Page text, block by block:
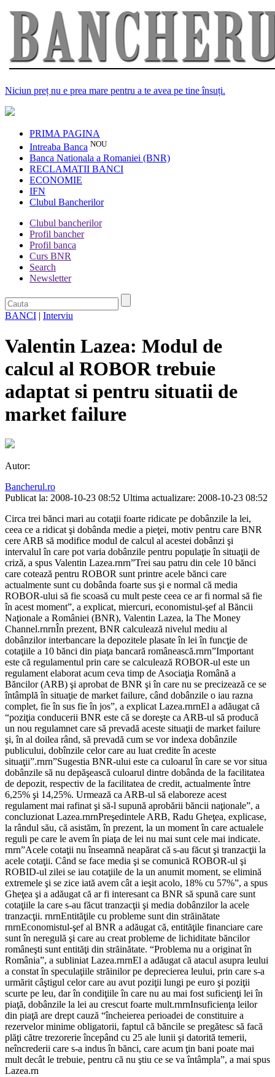
Niciun preț nu e prea mare pentru a te avea pe tine însuți.
PRIMA PAGINA
Intreaba Banca NOU
Banca Nationala a Romaniei (BNR)
RECLAMATII BANCI
ECONOMIE
IFN
Clubul Bancherilor
Clubul bancherilor
Profil bancher
Profil banca
Curs BNR
Search
Newsletter
BANCI | Interviu
Valentin Lazea: Modul de
calcul al ROBOR trebuie
adaptat si pentru situatii de
market failure
Autor:
Bancherul.ro
Publicat la: 2008-10-23 08:52 Ultima actualizare: 2008-10-23 08:52
Circa trei bănci mari au cotaţii foarte ridicate pe dobânzile la lei,
ceea ce a ridicat şi dobânda medie a pieţei, motiv pentru care BNR
cere ARB să modifice modul de calcul al acestei dobânzi şi
intervalul în care pot varia dobânzile pentru populaţie în situaţii de
criză, a spus Valentin Lazea.rnrn”Trei sau patru din cele 10 bănci
care cotează pentru ROBOR sunt printre acele bănci care
actualmente sunt cu dobânda foarte sus şi e normal că media
ROBOR-ului să fie scoasă cu mult peste ceea ce ar fi normal să fie
în acest moment”, a explicat, miercuri, economistul-şef al Băncii
Naţionale a României (BNR), Valentin Lazea, la The Money
Channel.rnrnÎn prezent, BNR calculează nivelul mediu al
dobânzilor interbancare la depozitele plasate în lei în funcţie de
cotaţiile a 10 bănci din piaţa bancară românească.rnrn”Important
este că regulamentul prin care se calculează ROBOR-ul este un
regulament elaborat acum ceva timp de Asociaţia Română a
Băncilor (ARB) şi aprobat de BNR şi în care nu se precizează ce se
întâmplă în situaţie de market failure, când dobânzile o iau razna
complet, fie în sus fie în jos”, a explicat Lazea.rnrnEl a adăugat că
“poziţia conducerii BNR este că se doreşte ca ARB-ul să producă
un nou regulamnet care să prevadă aceste situaţii de market failure
şi, în al doilea rând, să prevadă cum se vor indexa dobânzile
publicului, dobînzile celor care au luat credite în aceste
situaţii”.rnrn”Sugestia BNR-ului este ca culoarul în care se vor situa
dobânzile să nu depăşească culoarul dintre dobânda de la facilitatea
de depozit, respectiv de la facilitatea de credit, actualmente între
6,25% şi 14,25%. Urmează ca ARB-ul să elaboreze acest
regulament mai rafinat şi să-l supună aprobării băncii naţionale”, a
concluzionat Lazea.rnrnPreşedintele ARB, Radu Gheţea, explicase,
la rândul său, că asistăm, în prezent, la un moment în care actualele
reguli pe care le avem în piaţa de lei nu mai sunt cele mai indicate.
rnrn”Acele cotaţii nu înseamnă neapărat că s-au făcut şi tranzacţii la
acele cotaţii. Când se face media şi se comunică ROBOR-ul şi
ROBID-ul zilei se iau cotaţiile de la un anumit moment, se elimină
extremele şi se zice iată avem cât a ieşit acolo, 18% cu 57%”, a spus
Gheţea şi a adăugat că ar fi interesant ca BNR să spună care sunt
cotaţiile la care s-au făcut tranzacţii şi media dobânzilor la acele
tranzacţii. rnrnEntităţile cu probleme sunt din străinătate
rnrnEconomistul-şef al BNR a adăugat că, entităţile financiare care
sunt în neregulă şi care au creat probleme de lichiditate băncilor
româneşti sunt entităţi din străinătate. “Problema nu a originat în
România”, a subliniat Lazea.rnrnEl a adăugat că atacul asupra leului
a constat în speculaţiile străinilor pe deprecierea leului, prin care s-a
urmărit câştigul celor care au avut poziţii lungi pe euro şi poziţii
scurte pe leu, dar în condiţiile în care nu au mai fost suficienţi lei în
piaţă, dobânzile la lei au crescut foarte mult.rnrnInsuficienţa leilor
din piaţă are drept cauză “încheierea perioadei de constituire a
rezervelor minime obligatorii, faptul că băncile se pregătesc să facă
plăţi către trezorerie începând cu 25 ale lunii şi datorită temerii,
neîncrederii care s-a indus în bănci, care acum ţin bani poate mai
mult decât le trebuie, pentru că nu ştiu ce se va întâmpla”, a mai spus
Lazea.rn